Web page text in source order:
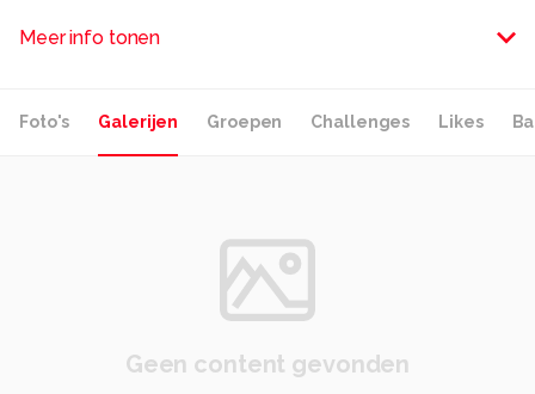
Meer info tonen
Foto's Galerijen Groepen Challenges Likes
Geen content gevonden